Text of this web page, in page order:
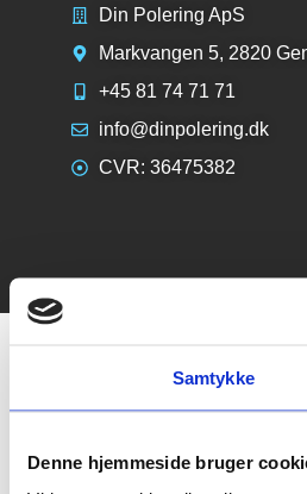
Samtykke
Denne hjemmeside bruger
Din Polering ApS
Markvangen 5, 2820
+45 81 74 71 71
info@dinpolering.dk
CVR: 36475382